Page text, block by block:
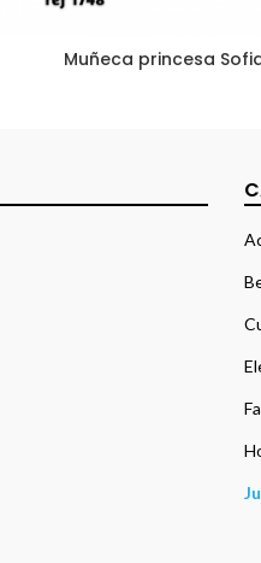
Muñeca princesa